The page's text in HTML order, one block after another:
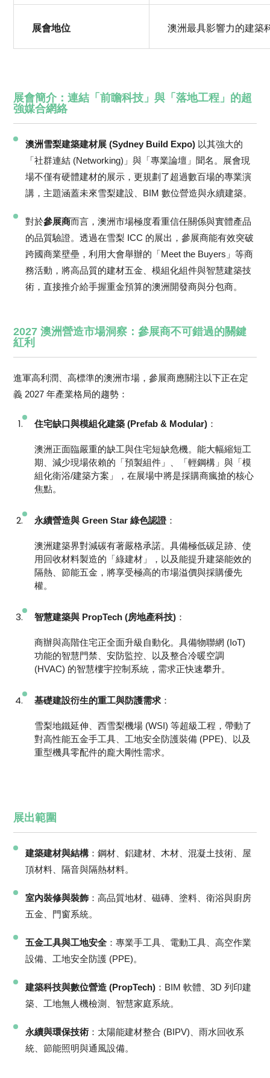
展會地位 澳洲最具影響力的建築
展會簡介：連結「前瞻科技」與「落地工程」的超
強媒合網絡
澳洲雪梨建築建材展 (Sydney Build Expo) 以其強大的
「社群連結 (Networking)」與「專業論壇」聞名。展會現
場不僅有硬體建材的展示，更規劃了超過數百場的專業演
講，主題涵蓋未來雪梨建設、BIM 數位營造與永續建築。
對於參展商而言，澳洲市場極度看重信任關係與實體產品
的品質驗證。透過在雪梨 ICC 的展出，參展商能有效突破
跨國商業壁壘，利用大會舉辦的「Meet the Buyers」等商
務活動，將高品質的建材五金、模組化組件與智慧建築技
術，直接推介給手握重金預算的澳洲開發商與分包商。
2027 澳洲營造市場洞察：參展商不可錯過的關鍵
紅利
進軍高利潤、高標準的澳洲市場，參展商應關注以下正在定
義 2027 年產業格局的趨勢：
住宅缺口與模組化建築 (Prefab & Modular) ：
澳洲正面臨嚴重的缺工與住宅短缺危機。能大幅縮短工
期、減少現場依賴的「預製組件」、「輕鋼構」與「模
組化衛浴/建築方案」，在展場中將是採購商瘋搶的核心
焦點。
永續營造與 Green Star 綠色認證 ：
澳洲建築界對減碳有著嚴格承諾。具備極低碳足跡、使
用回收材料製造的「綠建材」，以及能提升建築能效的
隔熱、節能五金，將享受極高的市場溢價與採購優先
權。
智慧建築與 PropTech (房地產科技) ：
商辦與高階住宅正全面升級自動化。具備物聯網 (IoT)
功能的智慧門禁、安防監控、以及整合冷暖空調
(HVAC) 的智慧樓宇控制系統，需求正快速攀升。
基礎建設衍生的重工與防護需求 ：
雪梨地鐵延伸、西雪梨機場 (WSI) 等超級工程，帶動了
對高性能五金手工具、工地安全防護裝備 (PPE)、以及
重型機具零配件的龐大剛性需求。
展出範圍
建築建材與結構：鋼材、鋁建材、木材、混凝土技術、屋
頂材料、隔音與隔熱材料。
室內裝修與裝飾 ：高品質地材、磁磚、塗料、衛浴與廚房
五金、門窗系統。
五金工具與工地安全：專業手工具、電動工具、高空作業
設備、工地安全防護 (PPE)。
建築科技與數位營造 (PropTech) ：BIM 軟體、3D 列印建
築、工地無人機檢測、智慧家庭系統。
永續與環保技術 ：太陽能建材整合 (BIPV)、雨水回收系
統、節能照明與通風設備。